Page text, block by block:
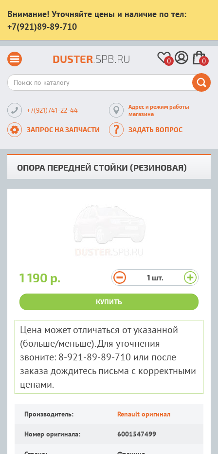
Внимание! Уточняйте цены и наличие по тел:
+7(921)89-89-710
DUSTER.SPB.RU 0 0
+7(921)741-22-44
Адрес и режим работы
магазина
ЗАПРОС НА ЗАПЧАСТИ ЗАДАТЬ ВОПРОС
ОПОРА ПЕРЕДНЕЙ СТОЙКИ (РЕЗИНОВАЯ)
1 190 р. 1 шт.
КУПИТЬ
Цена может отличаться от указанной
(больше/меньше). Для уточнения
звоните: 8-921-89-89-710 или после
заказа дождитесь письма с корректными
ценами.
Производитель: Renault оригинал
Номер оригинала: 6001547499